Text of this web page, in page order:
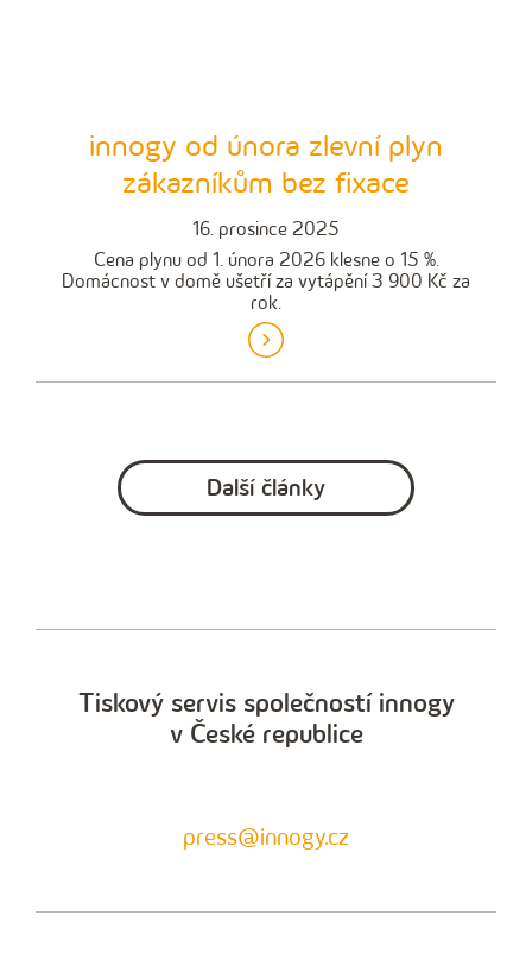
innogy od února zlevní plyn
zákazníkům bez fixace
16. prosince 2025
Cena plynu od 1. února 2026 klesne o 15 %.
Domácnost v domě ušetří za vytápění 3 900 Kč za
rok.
Další články
Tiskový servis společností innogy
v České republice
press@innogy.cz